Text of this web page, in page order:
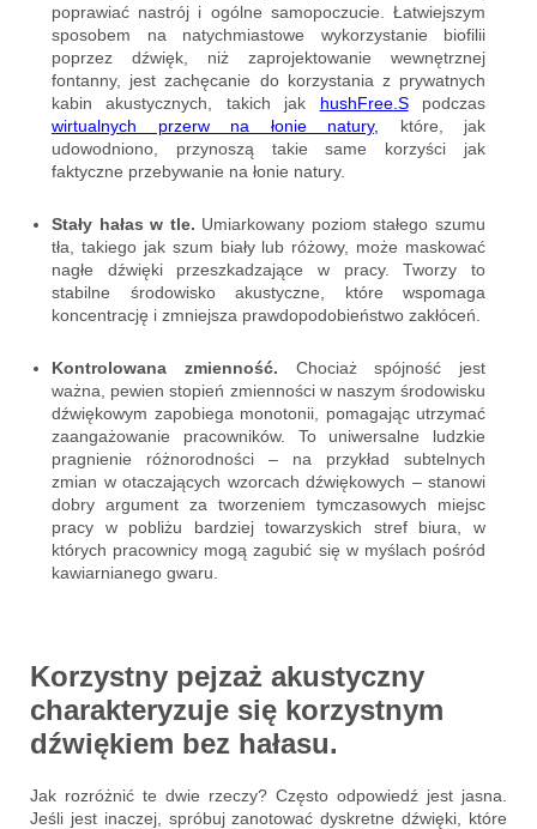
poprawiać nastrój i ogólne samopoczucie. Łatwiejszym
sposobem na natychmiastowe wykorzystanie biofilii
poprzez dźwięk, niż zaprojektowanie wewnętrznej
fontanny, jest zachęcanie do korzystania z prywatnych
kabin akustycznych, takich jak hushFree.Spodczas
wirtualnych przerw na łonie natury,
które, jak
udowodniono, przynoszą takie same korzyści jak
faktyczne przebywanie na łonie natury.
Stały hałas w tle. Umiarkowany poziom stałego szumu
tła, takiego jak szum biały lub różowy, może maskować
nagłe dźwięki przeszkadzające w pracy. Tworzy to
stabilne środowisko akustyczne, które wspomaga
koncentrację i zmniejsza prawdopodobieństwo zakłóceń.
Kontrolowana zmienność. Chociaż spójność jest
ważna, pewien stopień zmienności w naszym środowisku
dźwiękowym zapobiega monotonii, pomagając utrzymać
zaangażowanie pracowników. To uniwersalne ludzkie
pragnienie różnorodności – na przykład subtelnych
zmian w otaczających wzorcach dźwiękowych – stanowi
dobry argument za tworzeniem tymczasowych miejsc
pracy w pobliżu bardziej towarzyskich stref biura, w
których pracownicy mogą zagubić się w myślach pośród
kawiarnianego gwaru.
Korzystny pejzaż akustyczny
charakteryzuje się korzystnym
dźwiękiem bez hałasu.
Jak rozróżnić te dwie rzeczy? Często odpowiedź jest jasna.
Jeśli jest inaczej, spróbuj zanotować dyskretne dźwięki, które